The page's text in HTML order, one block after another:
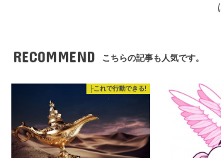
RECOMMEND こちらの記事も人気です。
├これで行動できる!